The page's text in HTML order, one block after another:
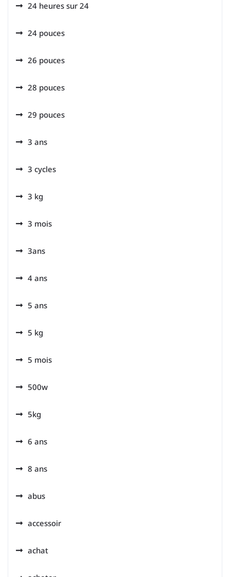
24 heures sur 24
24 pouces
26 pouces
28 pouces
29 pouces
3 ans
3 cycles
3 kg
3 mois
3ans
4 ans
5 ans
5 kg
5 mois
500w
5kg
6 ans
8 ans
abus
accessoir
achat